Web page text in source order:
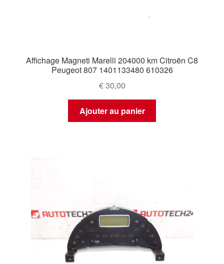
Affichage Magneti Marelli 204000 km Citroën C8
Peugeot 807 1401133480 610326
€30,00
Ajouter au panier